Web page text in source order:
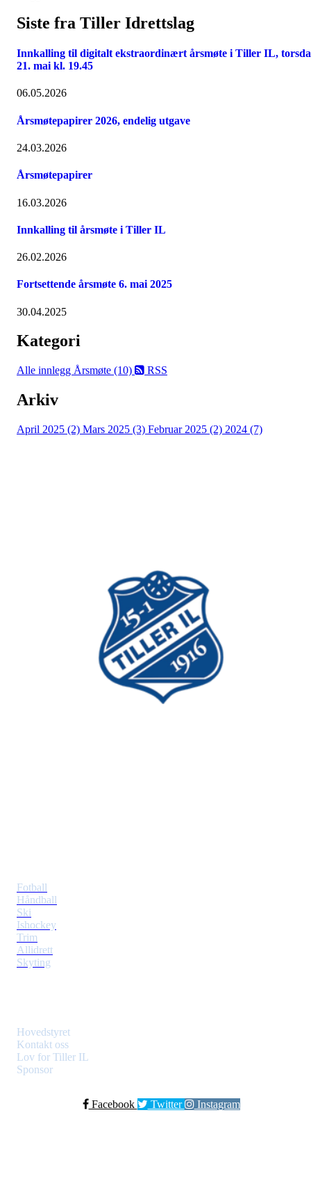
Siste fra Tiller Idrettslag
Innkalling til digitalt ekstraordinært årsmøte i Tiller IL,
21. mai kl. 19.45
06.05.2026
Årsmøtepapirer 2026, endelig utgave
24.03.2026
Årsmøtepapirer
16.03.2026
Innkalling til årsmøte i Tiller IL
26.02.2026
Fortsettende årsmøte 6. mai 2025
30.04.2025
Kategori
Alle innlegg Årsmøte (10) RSS
Arkiv
April 2025 (2) Mars 2025 (3) Februar 2025 (2) 2024 (7)
Fotball
Håndball
Ski
Ishockey
Trim
Allidrett
Skyting
Hovedstyret
Kontakt oss
Lov for Tiller IL
Sponsor
Facebook Twitter Instagram